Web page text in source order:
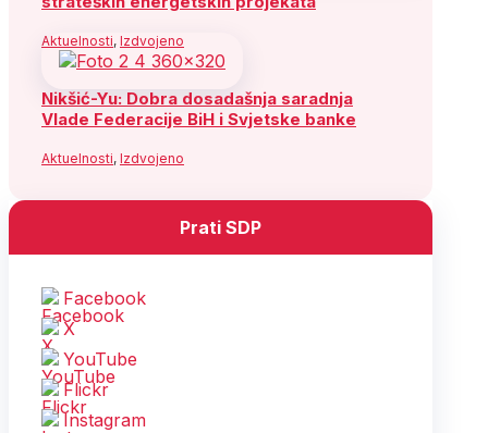
Aktuelnosti, Izdvojeno
Nikšić-Yu: Dobra dosadašnja saradnja
Vlade Federacije BiH i Svjetske banke
Aktuelnosti, Izdvojeno
Prati SDP
Facebook
X
YouTube
Flickr
Instagram